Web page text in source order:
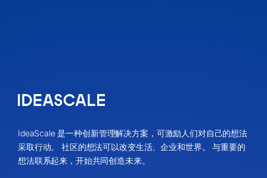
IdeaScale 是一种创新管理解决方案，可激励人们对自己的想法
采取行动。 社区的想法可以改变生活、企业和世界。 与重要的
想法联系起来，开始共同创造未来。